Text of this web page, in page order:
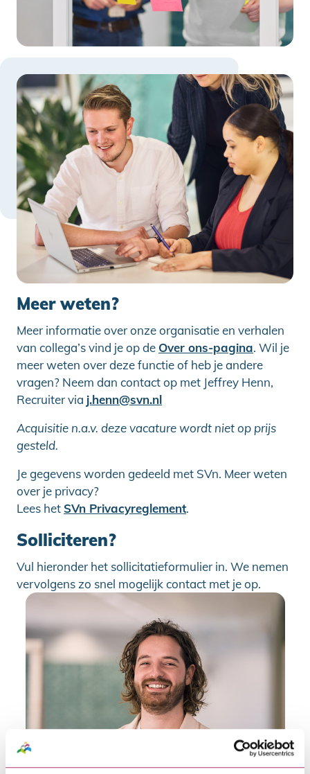
Meer weten?
Meer informatie over onze organisatie en verhalen
van collega’s vind je op de Over ons-pagina. Wil je
meer weten over deze functie of heb je andere
vragen? Neem dan contact op met Jeffrey Henn,
Recruiter via j.henn@svn.nl
Acquisitie n.a.v. deze vacature wordt niet op prijs
gesteld.
Je gegevens worden gedeeld met SVn. Meer weten
over je privacy?
Lees het SVn Privacyreglement.
Solliciteren?
Vul hieronder het sollicitatieformulier in. We nemen
vervolgens zo snel mogelijk contact met je op.